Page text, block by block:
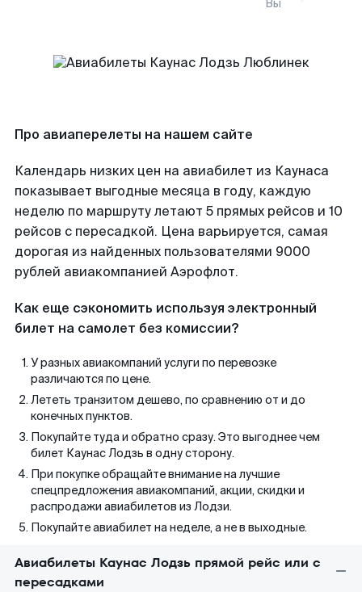
Вы
Про авиаперелеты на нашем сайте
Календарь низких цен на авиабилет из Каунаса
показывает выгодные месяца в году, каждую
неделю по маршруту летают 5 прямых рейсов и 10
рейсов с пересадкой. Цена варьируется, самая
дорогая из найденных пользователями 9000
рублей авиакомпанией Аэрофлот.
Как еще сэкономить используя электронный
билет на самолет без комиссии?
У разных авиакомпаний услуги по перевозке
различаются по цене.
Лететь транзитом дешево, по сравнению от и до
конечных пунктов.
Покупайте туда и обратно сразу. Это выгоднее чем
билет Каунас Лодзь в одну сторону.
При покупке обращайте внимание на лучшие
спецпредложения авиакомпаний, акции, скидки и
распродажи авиабилетов из Лодзи.
Покупайте авиабилет на неделе, а не в выходные.
Авиабилеты Каунас Лодзь прямой рейс или с
пересадками